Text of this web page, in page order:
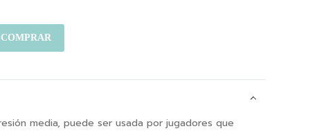
COMPRAR
media, puede ser usada por jugadores que